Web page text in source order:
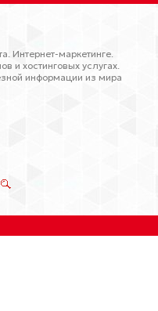
Интернет-маркетинге.
и хостинговых услугах.
информации из мира